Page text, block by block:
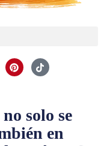
solo se
en